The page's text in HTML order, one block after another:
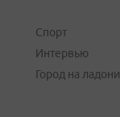
Спорт
Интервью
Город на ладони